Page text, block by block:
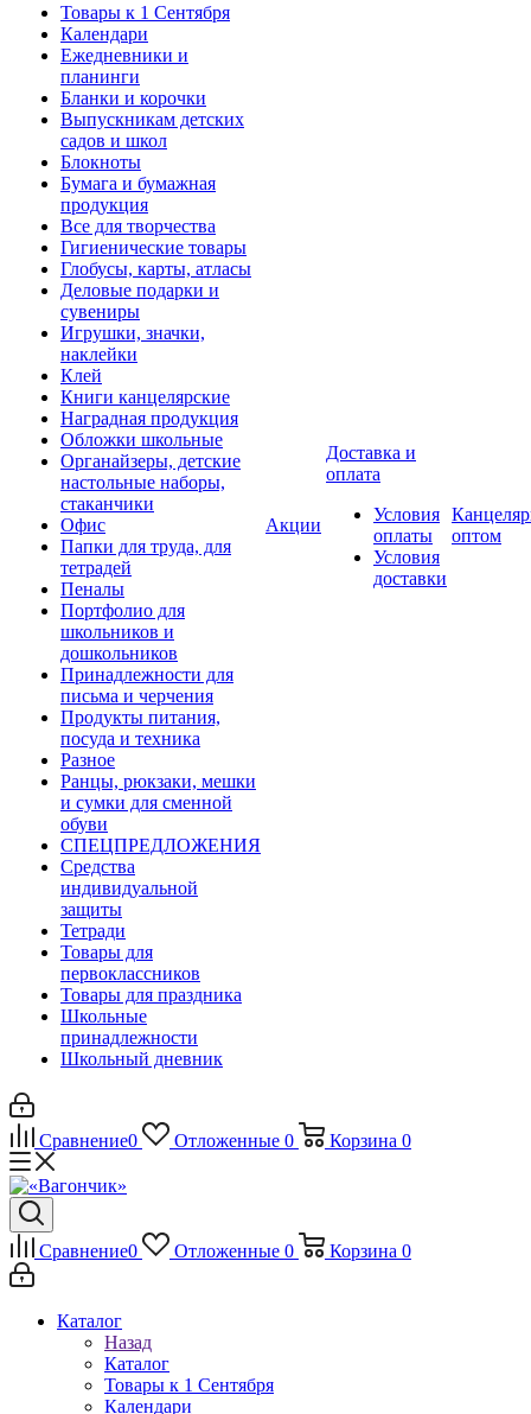
Товары к 1 Сентября
Календари
Ежедневники и
планинги
Бланки и корочки
Выпускникам детских
садов и школ
Блокноты
Бумага и бумажная
продукция
Все для творчества
Гигиенические товары
Глобусы, карты, атласы
Деловые подарки и
сувениры
Игрушки, значки,
наклейки
Клей
Книги канцелярские
Наградная продукция
Обложки школьные
Органайзеры, детские
настольные наборы,
стаканчики
Офис
Папки для труда, для
тетрадей
Пеналы
Портфолио для
школьников и
дошкольников
Принадлежности для
письма и черчения
Продукты питания,
посуда и техника
Разное
Ранцы, рюкзаки, мешки
и сумки для сменной
обуви
СПЕЦПРЕДЛОЖЕНИЯ
Средства
индивидуальной
защиты
Тетради
Товары для
первоклассников
Товары для праздника
Школьные
принадлежности
Школьный дневник
Акции
Доставка и
оплата
Условия
оплаты
Условия
доставки
оптом
Сравнение0 Отложенные 0 Корзина 0
Сравнение0 Отложенные 0 Корзина 0
Каталог
Назад
Каталог
Товары к 1 Сентября
Календари